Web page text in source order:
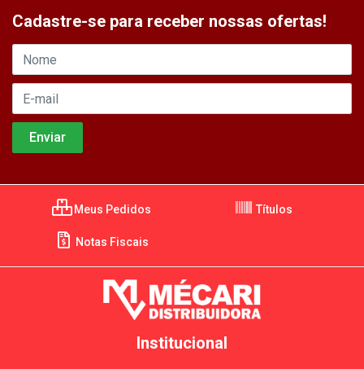
Cadastre-se para receber nossas ofertas!
Meus Pedidos Títulos
Notas Fiscais
Institucional